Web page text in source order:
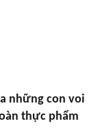
những con voi
thực phẩm